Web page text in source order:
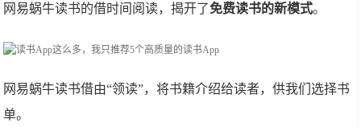
网易蜗牛读书的借时间阅读，揭开了免费读书的新模式。
网易蜗牛读书借由“领读”，将书籍介绍给读者，供我们选择书
单。